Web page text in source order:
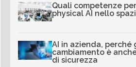
Quali competenze
physical AI nello
AI in azienda, perché
cambiamento è
di sicurezza